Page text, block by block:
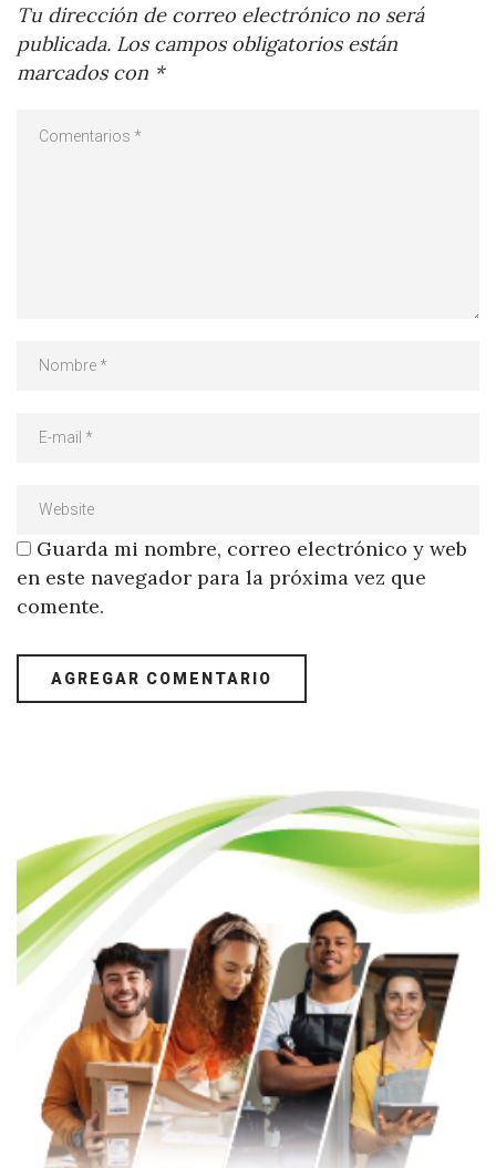
Tu dirección de correo electrónico no será
publicada. Los campos obligatorios están
marcados con *
Guarda mi nombre, correo electrónico y web
en este navegador para la próxima vez que
comente.